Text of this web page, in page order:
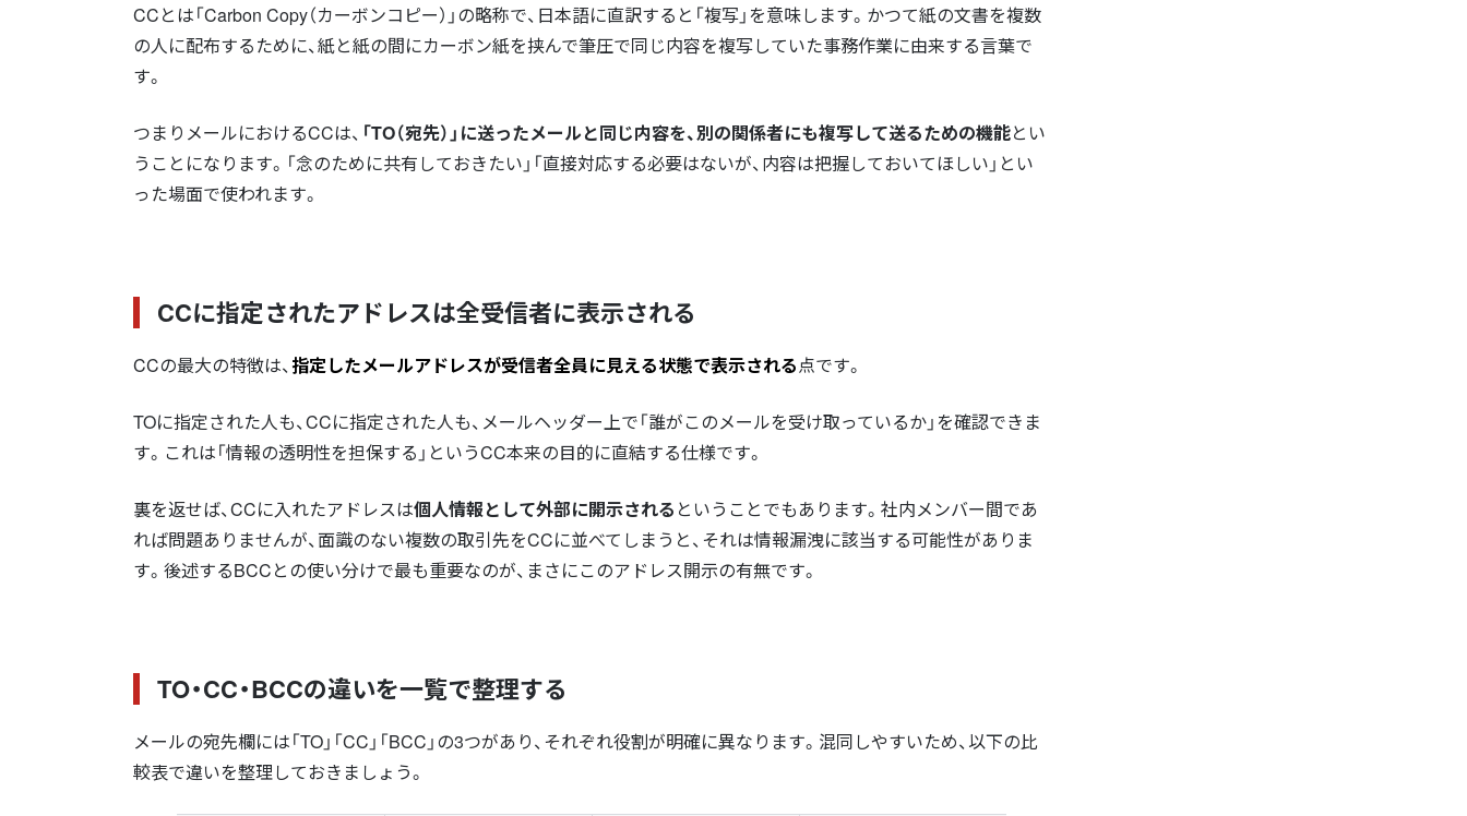
CCとは「Carbon Copy（カーボンコピー）」の略称で、日本語に直訳すると「複写」を意味します。かつて紙の文書を複数
の人に配布するために、紙と紙の間にカーボン紙を挟んで筆圧で同じ内容を複写していた事務作業に由来する言葉で
す。
つまりメールにおけるCCは、 「TO（宛先）」に送ったメールと同じ内容を、別の関係者にも複写して送るための機能とい
うことになります。「念のために共有しておきたい」「直接対応する必要はないが、内容は把握しておいてほしい」とい
った場面で使われます。
CCに指定されたアドレスは全受信者に表示される
CCの最大の特徴は、指定したメールアドレスが受信者全員に見える状態で表示される点です。
TOに指定された人も、CCに指定された人も、メールヘッダー上で「誰がこのメールを受け取っているか」を確認できま
す。これは「情報の透明性を担保する」というCC本来の目的に直結する仕様です。
裏を返せば、CCに入れたアドレスは個人情報として外部に開示される ということでもあります。社内メンバー間であ
れば問題ありませんが、面識のない複数の取引先をCCに並べてしまうと、それは情報漏洩に該当する可能性がありま
す。後述するBCCとの使い分けで最も重要なのが、まさにこのアドレス開示の有無です。
TO・CC・BCCの違いを一覧で整理する
メールの宛先欄には「TO」「CC」「BCC」の3つがあり、それぞれ役割が明確に異なります。混同しやすいため、以下の比
較表で違いを整理しておきましょう。